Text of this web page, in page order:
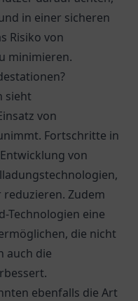
in einer sicheren
Risiko von
minimieren.
sieht
von
Fortschritte in
von
Zudem
Technologien eine
die nicht
auch die
ebenfalls die Art